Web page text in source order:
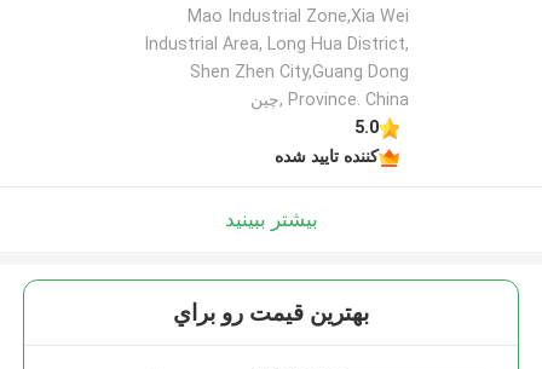
Mao Industrial Zone,Xia Wei
Industrial Area, Long Hua District,
Shen Zhen City,Guang Dong
Province. China ,چین
5.0
کننده تایید شده
بیشتر ببینید
بهترين قيمت رو براي